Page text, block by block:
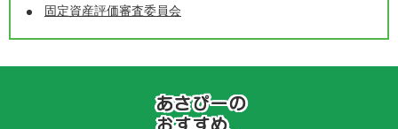
固定資産評価審査委員会